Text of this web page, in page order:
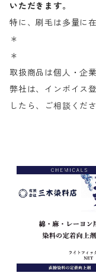
いただきます。
特に、刷毛は多量に
＊
＊
取扱商品は個人・企
弊社は、インボイス
したら、ご相談くださ